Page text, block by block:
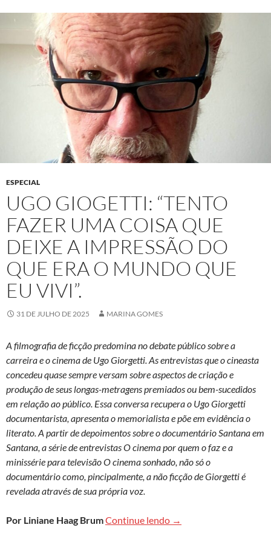
ESPECIAL
UGO GIOGETTI: “TENTO
FAZER UMA COISA QUE
DEIXE A IMPRESSÃO DO
QUE ERA O MUNDO QUE
EU VIVI”.
31 DE JULHO DE 2025 MARINA GOMES
A filmografia de ficção predomina no debate público sobre a
carreira e o cinema de Ugo Giorgetti. As entrevistas que o cineasta
concedeu quase sempre versam sobre aspectos de criação e
produção de seus longas-metragens premiados ou bem-sucedidos
em relação ao público. Essa conversa recupera o Ugo Giorgetti
documentarista, apresenta o memorialista e põe em evidência o
literato. A partir de depoimentos sobre o documentário Santana em
Santana, a série de entrevistas O cinema por quem o faz e a
minissérie para televisão O cinema sonhado, não só o
documentário como, pincipalmente, a não ficção de Giorgetti é
revelada através de sua própria voz.
Por Liniane Haag BrumContinue lendo Ugo Giogetti: “Tento
→